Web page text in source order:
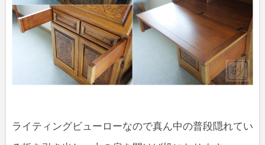
ライティングビューローなので真ん中の普段隠れてい